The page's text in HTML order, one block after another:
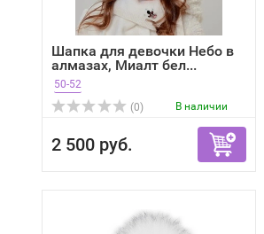
Шапка для девочки Небо в
алмазах, Миалт бел...
50-52
(0)
В наличии
2 500 руб.